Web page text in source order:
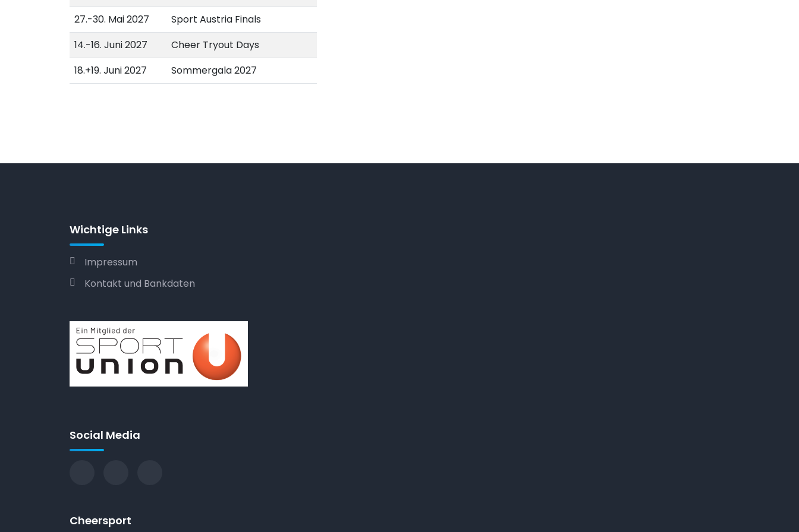
27.-30. Mai 2027
Sport Austria Finals
14.-16. Juni 2027
Cheer Tryout Days
18.+19. Juni 2027
Sommergala 2027
Wichtige Links
Impressum
Kontakt und Bankdaten
Social Media
Cheersport